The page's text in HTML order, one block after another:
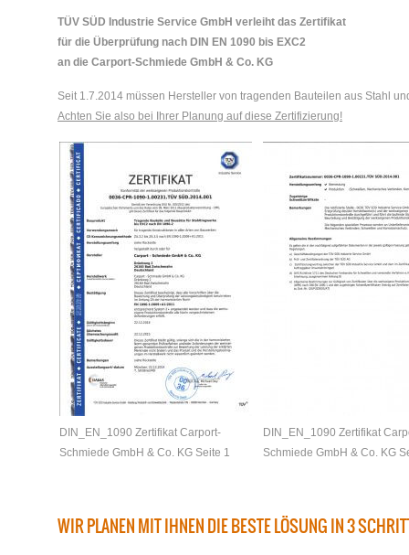
TÜV SÜD Industrie Service GmbH verleiht das Zertifikat
für die Überprüfung nach DIN EN 1090 bis EXC2
an die Carport-Schmiede GmbH & Co. KG
Seit 1.7.2014 müssen Hersteller von tragenden Bauteilen aus Stahl
Achten Sie also bei Ihrer Planung auf diese Zertifizierung!
DIN_EN_1090 Zertifikat Carport-
Schmiede GmbH & Co. KG Seite 1
DIN_EN_1090 Zertifikat
Schmiede GmbH & Co. KG
WIR PLANEN MIT IHNEN DIE BESTE LÖSUNG IN 3